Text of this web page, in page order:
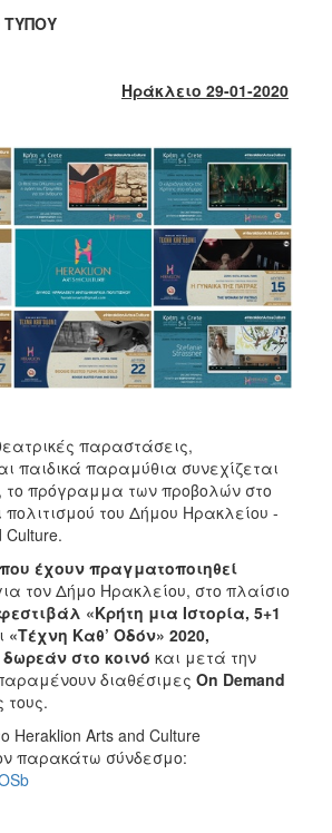
Ηράκλειο 29-01-2020
παραστάσεις,
παιδικά παραμύθια συνεχίζεται
το πρόγραμμα των προβολών στο
του Δήμου Ηρακλείου -
Culture.
έχουν πραγματοποιηθεί
τον Δήμο Ηρακλείου, στο πλαίσιο
«Κρήτη μια Ιστορία, 5+1
«Τέχνη Καθ’ Οδόν» 2020,
στο κοινό και μετά την
διαθέσιμες On Demand
τους.
Arts and Culture
παρακάτω σύνδεσμο: